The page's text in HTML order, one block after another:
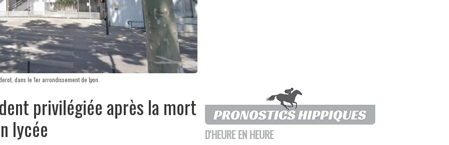
dans le 1er arrondissement de Lyon.
privilégiée après la mort
lycée
D'HEURE EN HEURE